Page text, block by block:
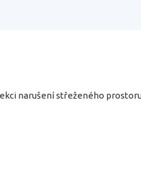
narušení střeženého